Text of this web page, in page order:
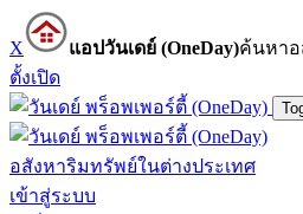
X แอปวันเดย์ (OneDay)ค้นหาอ
ตั้งเปิด
อสังหาริมทรัพย์ในต่างประเทศ
เข้าสู่ระบบ